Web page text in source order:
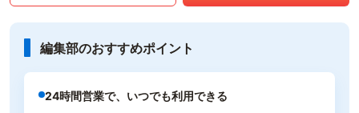
編集部のおすすめポイント
24時間営業で、いつでも利用できる